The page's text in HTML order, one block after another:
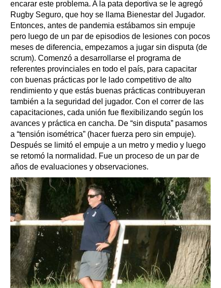
encarar este problema. A la pata deportiva se le agregó
Rugby Seguro, que hoy se llama Bienestar del Jugador.
Entonces, antes de pandemia estábamos sin empuje
pero luego de un par de episodios de lesiones con pocos
meses de diferencia, empezamos a jugar sin disputa (de
scrum). Comenzó a desarrollarse el programa de
referentes provinciales en todo el país, para capacitar
con buenas prácticas por le lado competitivo de alto
rendimiento y que estás buenas prácticas contribuyeran
también a la seguridad del jugador. Con el correr de las
capacitaciones, cada unión fue flexibilizando según los
avances y práctica en cancha. De “sin disputa” pasamos
a “tensión isométrica” (hacer fuerza pero sin empuje).
Después se limitó el empuje a un metro y medio y luego
se retomó la normalidad. Fue un proceso de un par de
años de evaluaciones y observaciones.